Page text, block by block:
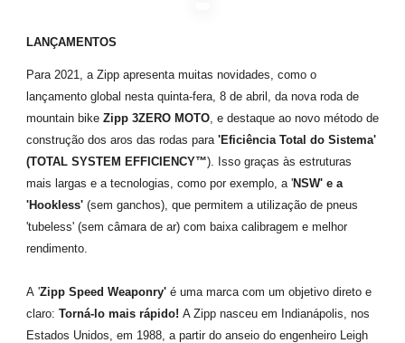
LANÇAMENTOS
Para 2021, a Zipp apresenta muitas novidades, como o
lançamento global nesta quinta-fera, 8 de abril, da nova roda de
mountain bike Zipp 3ZERO MOTO , e destaque ao novo método de
construção dos aros das rodas para 'Eficiência Total do Sistema'
(TOTAL SYSTEM EFFICIENCY™). Isso graças às estruturas
mais largas e a tecnologias, como por exemplo, a 'NSW' e a
'Hookless' (sem ganchos), que permitem a utilização de pneus
'tubeless' (sem câmara de ar) com baixa calibragem e melhor
rendimento.
A 'Zipp Speed Weaponry' é uma marca com um objetivo direto e
claro: Torná-lo mais rápido! A Zipp nasceu em Indianápolis, nos
Estados Unidos, em 1988, a partir do anseio do engenheiro Leigh